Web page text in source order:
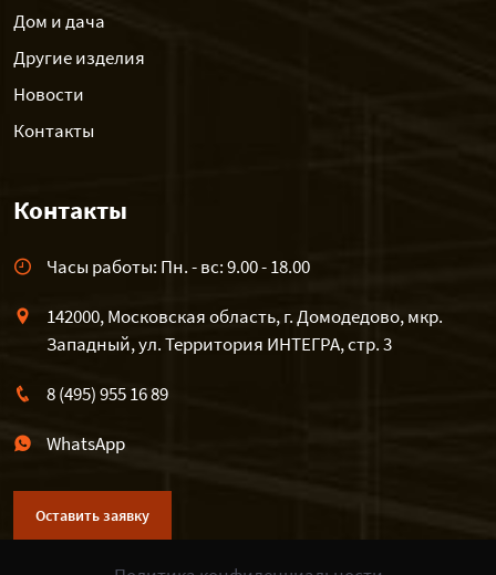
Дом и дача
Другие изделия
Новости
Контакты
Контакты
Часы работы: Пн. - вс: 9.00 - 18.00
142000, Московская область, г. Домодедово, мкр.
Западный, ул. Территория ИНТЕГРА, стр. 3
8 (495) 955 16 89
WhatsApp
Оставить заявку